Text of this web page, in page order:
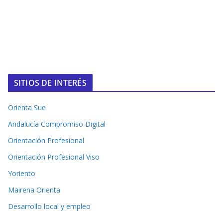
SITIOS DE INTERÉS
Orienta Sue
Andalucía Compromiso Digital
Orientación Profesional
Orientación Profesional Viso
Yoriento
Mairena Orienta
Desarrollo local y empleo